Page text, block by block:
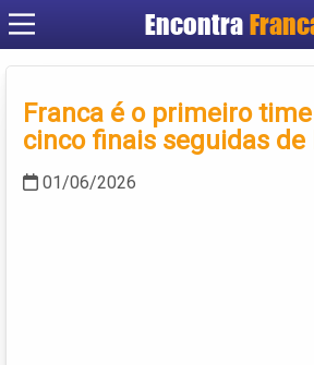
Encontra
Cadastrar
Criar conta
Franca é o primeiro
cinco finais seguidas de
01/06/2026